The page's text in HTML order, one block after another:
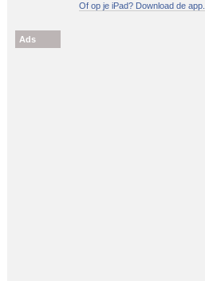
Of op je iPad? Download de app.
Ads